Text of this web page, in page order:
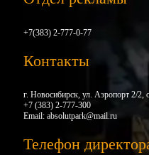
+7(383) 2-777-0-77
Контакты
г. Новосибирск, ул. Аэропорт 2/2,
+7 (383) 2-777-300
Email: absolutpark@mail.ru
Телефон